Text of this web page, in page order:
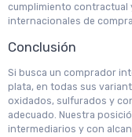
cumplimiento contractual
internacionales de
Conclusión
Si busca un comprador
plata, en todas sus
oxidados, sulfurados y
adecuado. Nuestra
intermediarios y con